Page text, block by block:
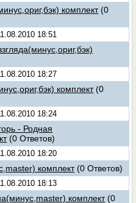
комплект (0
18:51
18:27
комплект (0
18:24
- Родная
(0 Ответов)
18:20
комплект (0 Ответов)
18:13
комплект (0